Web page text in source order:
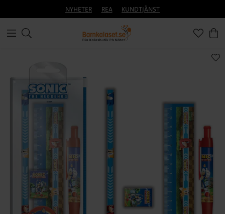
NYHETER REA KUNDTJÄNST